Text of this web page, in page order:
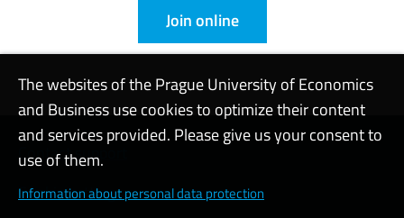
Join online
Contact support
Cookie settings
The websites of the Prague University of Economics
and Business use cookies to optimize their content
and services provided. Please give us your consent to
use of them.
Information about personal data protection